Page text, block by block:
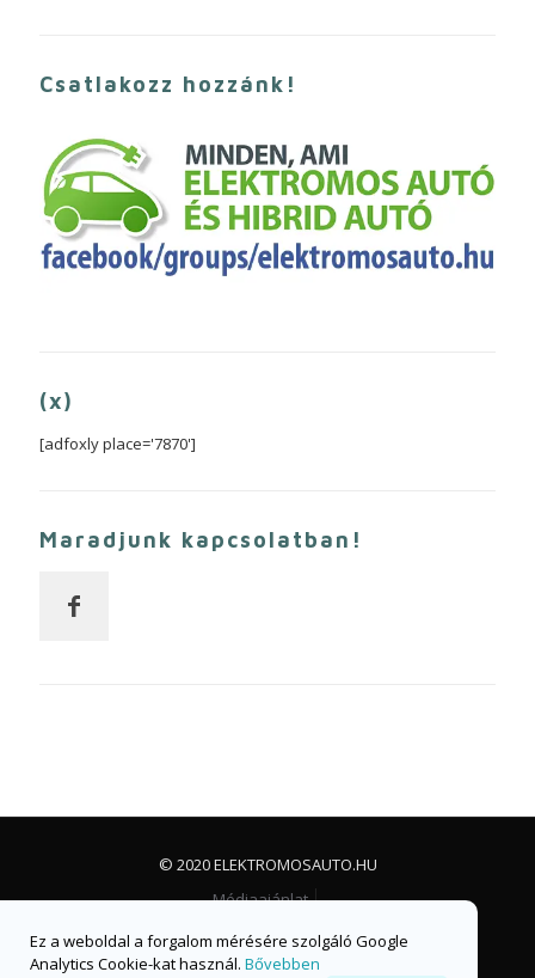
Csatlakozz hozzánk!
(x)
[adfoxly place='7870']
Maradjunk kapcsolatban!
© 2020 ELEKTROMOSAUTO.HU
Médiaajánlat
Facebook csoport
Facebook oldal
Ez a weboldal a forgalom mérésére szolgáló Google
Analytics Cookie-kat használ. Bővebben